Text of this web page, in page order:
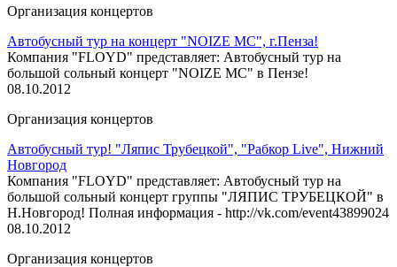
Организация концертов
Автобусный тур на концерт "NOIZE MC", г.Пенза!
Компания "FLOYD" представляет: Автобусный тур на
большой сольный концерт "NOIZE MC" в Пензе!
08.10.2012
Организация концертов
Автобусный тур! "Ляпис Трубецкой", "Рабкор Live", Нижний
Новгород
Компания "FLOYD" представляет: Автобусный тур на
большой сольный концерт группы "ЛЯПИС ТРУБЕЦКОЙ" в
Н.Новгород! Полная информация - http://vk.com/event43899024
08.10.2012
Организация концертов